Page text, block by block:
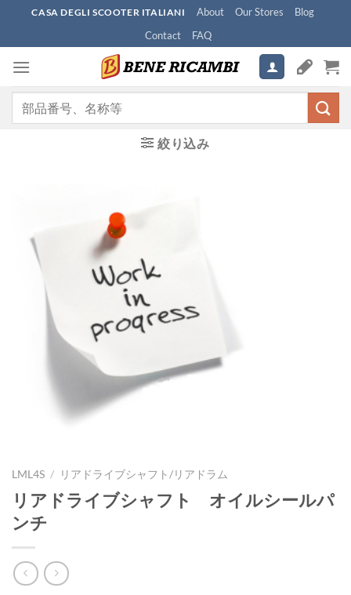
content
CASA DEGLI SCOOTER ITALIANI About Our Stores
Blog
Contact
FAQ
絞り込み
LML4S / リアドライブシャフト/リアドラム
リアドライブシャフト オイルシールパ
ンチ